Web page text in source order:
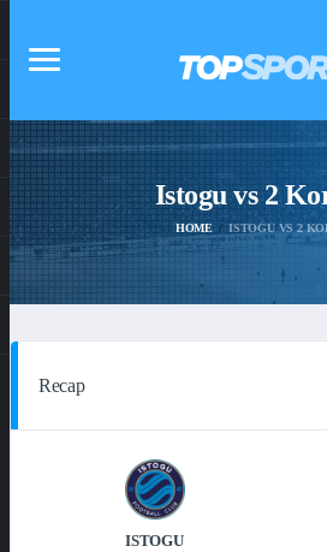
Istogu vs 2
HOME ISTOGU VS 2
Recap
ISTOGU